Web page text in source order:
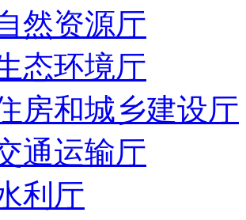
然资源厅
态环境厅
房和城乡建设厅
通运输厅
利厅